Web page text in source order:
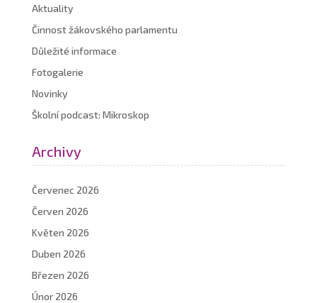
Aktuality
Činnost žákovského parlamentu
Důležité informace
Fotogalerie
Novinky
Školní podcast: Mikroskop
Archivy
Červenec 2026
Červen 2026
Květen 2026
Duben 2026
Březen 2026
Únor 2026